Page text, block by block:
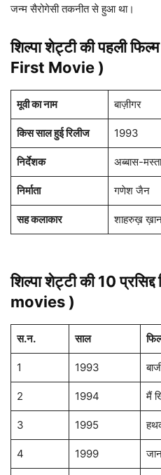
जन्म सैरोगेसी तकनीत से हुआ था।
शिल्पा शेट्टी की पहली
First Movie )
मूवी का नाम बाज़ीगर
किस साल हुई रिलीज 1993
निर्देशक अब्बास-
निर्माता गणेश जैन
सह कलाकार शाहरुख़
शिल्पा शेट्टी की 10
movies )
स.न. साल
1 1993
2 1994 मैं
3 1995
4 1999